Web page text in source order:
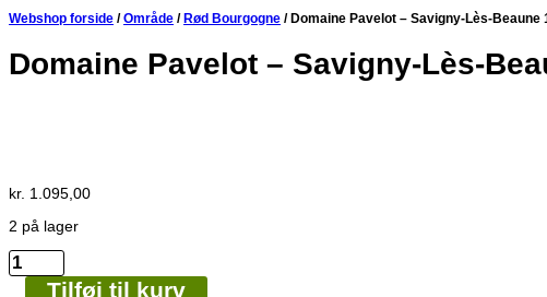
Webshop forside /Område / Rød Bourgogne / Domaine Pavelot – Savigny-Lès-Beaune
Domaine Pavelot – Savigny-Lès-
kr. 1.095,00
2 på lager
Domaine
Pavelot
Tilføj til kurv